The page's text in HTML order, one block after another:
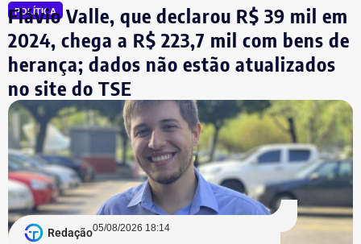
em bens, relativos a um apartamento.
Bens declarados por André Marinho (Novo) à Justiça Eleitoral — Foto:
POLÍTICA
Flávio Valle, que declarou R$ 39 mil em
2024, chega a R$ 223,7 mil com bens de
herança; dados não estão atualizados
no site do TSE
Redação05/08/2026 18:14